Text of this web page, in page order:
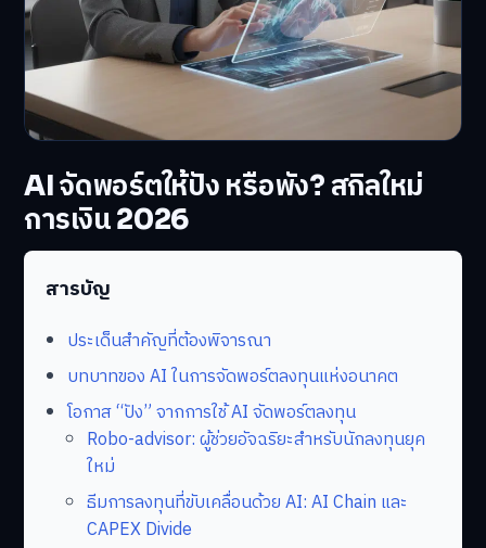
AI จัดพอร์ตให้ปัง หรือพัง? สกิลใหม่
การเงิน 2026
สารบัญ
ประเด็นสำคัญที่ต้องพิจารณา
บทบาทของ AI ในการจัดพอร์ตลงทุนแห่งอนาคต
โอกาส “ปัง” จากการใช้ AI จัดพอร์ตลงทุน
Robo-advisor: ผู้ช่วยอัจฉริยะสำหรับนักลงทุนยุค
ใหม่
ธีมการลงทุนที่ขับเคลื่อนด้วย AI: AI Chain และ
CAPEX Divide